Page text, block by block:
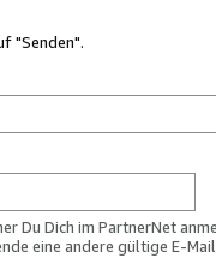
"Senden".
Du Dich im PartnerNet
eine andere gültige E-